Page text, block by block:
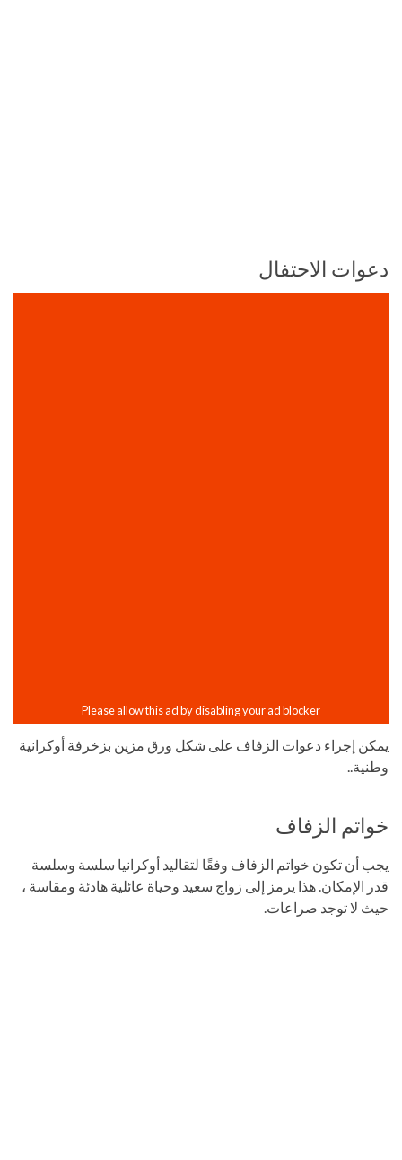
دعوات الاحتفال
يمكن إجراء دعوات الزفاف على شكل ورق مزين بزخرفة أوكرانية
وطنية..
خواتم الزفاف
يجب أن تكون خواتم الزفاف وفقًا لتقاليد أوكرانيا سلسة وسلسة
قدر الإمكان. هذا يرمز إلى زواج سعيد وحياة عائلية هادئة ومقاسة ،
حيث لا توجد صراعات.